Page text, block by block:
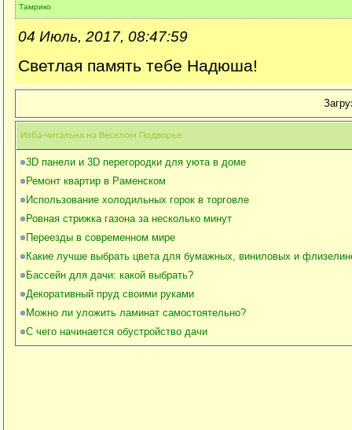
Тамрико
04 Июль, 2017, 08:47:59
Светлая память тебе Надюша!
Изба-читальня на Веселом Подворье
3D панели и 3D перегородки для уюта в доме
Ремонт квартир в Раменском
Использование холодильных горок в торговле
Ровная стрижка газона за несколько минут
Переезды в современном мире
Какие лучше выбрать цвета для бумажных, виниловых и
Бассейн для дачи: какой выбрать?
Декоративный пруд своими руками
Можно ли уложить ламинат самостоятельно?
С чего начинается обустройство дачи